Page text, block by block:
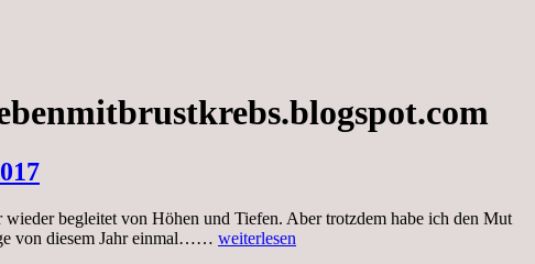
begleitet von Höhen und Tiefen. Aber trotzdem habe ich den Mut
von diesem Jahr einmal…… Freitag,
weiterlesen